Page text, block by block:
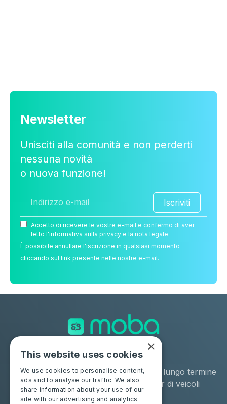
Newsletter
Unisciti alla comunità e non perderti
nessuna novità
o nuova funzione!
Iscriviti
Accetto di ricevere le vostre e-mail e confermo di aver
letto l'informativa sulla privacy e la nota legale.
È possibile annullare l'iscrizione in qualsiasi momento
cliccando sul link presente nelle nostre e-mail.
Soluzioni
Negozio
Moba Certify Pro
Industrie
Noleggio a lungo termine
Remarketer di veicoli
usati
×
This website uses cookies
We use cookies to personalise content,
ads and to analyse our traffic. We also
share information about your use of our
site with our advertising and analytics